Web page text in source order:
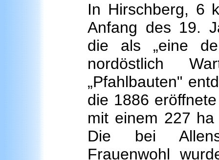
In Hirschberg, 6
Anfang des 19.
die als „eine
nordöstlich
„Pfahlbauten"
die 1886
mit einem 227
Die bei
Frauenwohl